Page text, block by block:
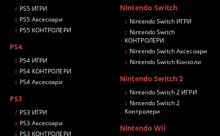
PS5 ИГРИ
PS5 Аксесоари
PS5 КОНТРОЛЕРИ
PS4
PS4 ИГРИ
PS4 КОНТРОЛЕРИ
PS4 Аксесоари
PS3
PS3 ИГРИ
PS3 Аксесоари
PS3 КОНТРОЛЕРИ
Nintendo Switch
Nintendo Switch ИГРИ
Nintendo Switch
КОНТРОЛЕРИ
Nintendo Switch Аксесоари
Nintendo Switch Конзоли
Nintendo Switch 2
Nintendo Switch 2 ИГРИ
Nintendo Switch 2
Контролери
Nintendo Wii